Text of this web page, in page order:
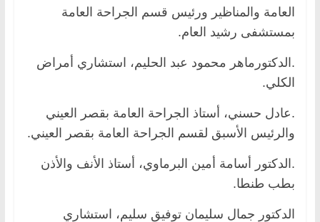
العامة والمناظير ورئيس قسم الجراحة العامة
بمستشفى رشيد العام.
.الدكتورماهر محمود عبد الحليم، استشاري أمراض
الكلي.
.عادل حسني، أستاذ الجراحة العامة بقصر العيني
والرئيس الأسبق لقسم الجراحة العامة بقصر العيني.
.الدكتور أسامة أمين البرماوي، أستاذ الأنف والأذن
بطب طنطا.
الدكتور جمال سليمان توفيق سليم، استشاري